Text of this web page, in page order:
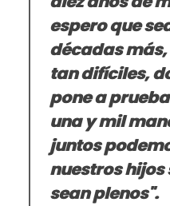
espero que
décadas
tan difíciles,
pone a
una y mil
juntos
nuestros hijos
sean plenos".